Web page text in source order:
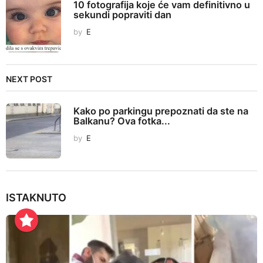
i
n
a
i
n
10 fotografija koje će vam definitivno u
sekundi popraviti dan
by E
NEXT POST
Kako po parkingu prepoznati da ste na
Balkanu? Ova fotka...
by E
ISTAKNUTO